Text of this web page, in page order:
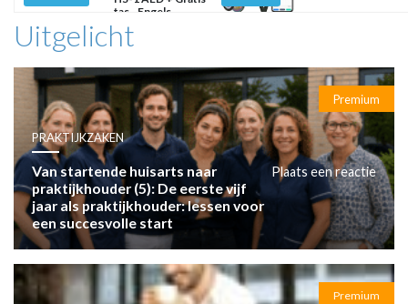
tas - Engels
Uitgelicht
Premium
PRAKTIJKZAKEN
Van startende huisarts naar
praktijkhouder (5): De eerste vijf
jaar als praktijkhouder: lessen voor
een succesvolle start
Plaats een reactie
Premium